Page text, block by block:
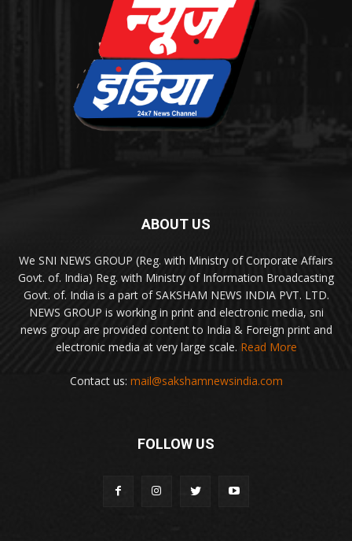
ABOUT US
We SNI NEWS GROUP (Reg. with Ministry of Corporate Affairs
Govt. of. India) Reg. with Ministry of Information Broadcasting
Govt. of. India is a part of SAKSHAM NEWS INDIA PVT. LTD.
NEWS GROUP is working in print and electronic media, sni
news group are provided content to India & Foreign print and
electronic media at very large scale. Read More
Contact us: mail@sakshamnewsindia.com
FOLLOW US